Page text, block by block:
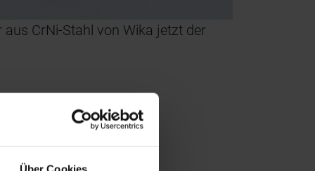
CrNi-Stahl von Wika jetzt der